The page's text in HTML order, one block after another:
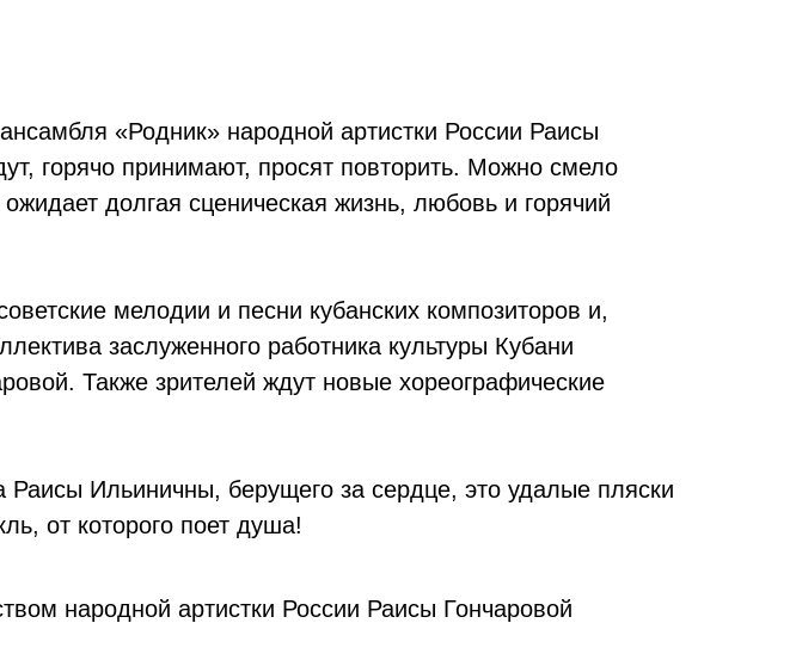
«Родник» народной артистки России Раисы
горячо принимают, просят повторить. Можно смело
долгая сценическая жизнь, любовь и горячий
мелодии и песни кубанских композиторов и,
заслуженного работника культуры Кубани
Также зрителей ждут новые хореографические
Ильиничны, берущего за сердце, это удалые пляски
от которого поет душа!
народной артистки России Раисы Гончаровой